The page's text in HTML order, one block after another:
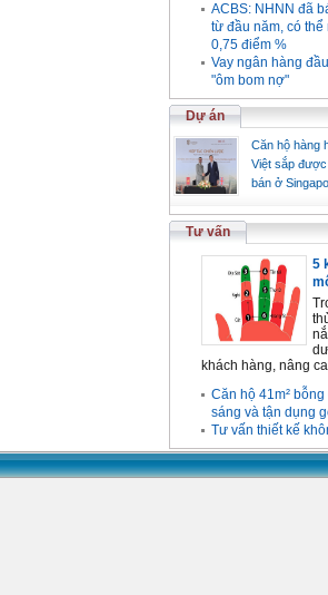
ACBS: NHNN đã
từ đầu năm, có
0,75 điểm %
Vay ngân hàng
"ôm bom nợ"
Dự án
Căn hộ hàng
Việt sắp
bán ở
Tư vấn
5
khách hàng, nâng
Căn hộ 41m²
sáng và tận dụng
Tư vấn thiết kế